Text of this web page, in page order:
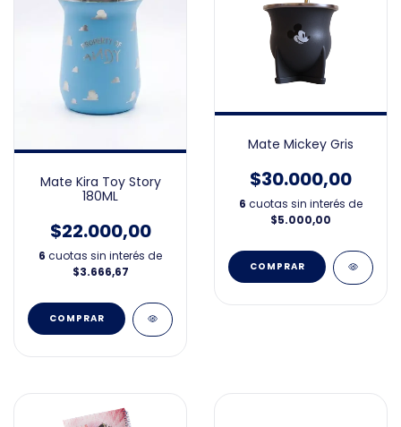
Mate Kira Toy Story
180ML
$22.000,00
6 cuotas sin interés de
$3.666,67
Mate Mickey Gris
$30.000,00
6 cuotas sin interés de
$5.000,00